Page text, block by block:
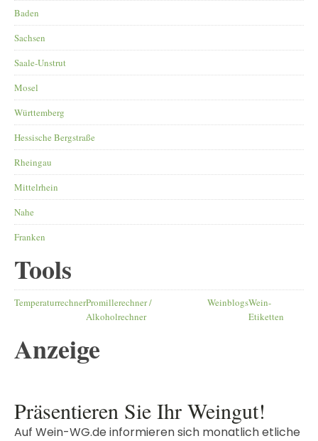
Baden
Sachsen
Saale-Unstrut
Mosel
Württemberg
Hessische Bergstraße
Rheingau
Mittelrhein
Nahe
Franken
Tools
TemperaturrechnerPromillerechner /
Alkoholrechner
WeinblogsWein-
Etiketten
Anzeige
Präsentieren Sie Ihr Weingut!
Auf Wein-WG.de informieren sich monatlich etliche